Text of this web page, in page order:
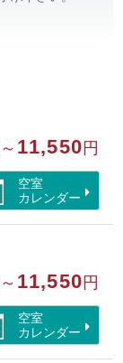
11,550 円
空室
カレンダー
11,550 円
空室
カレンダー